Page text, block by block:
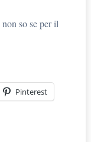
so se per il
Pinterest